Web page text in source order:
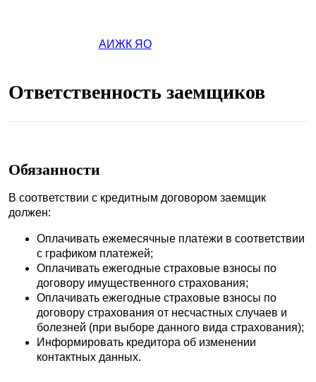
Ответственность заемщиков
Обязанности
В соответствии с кредитным договором заемщик
должен:
Оплачивать ежемесячные платежи в соответствии
с графиком платежей;
Оплачивать ежегодные страховые взносы по
договору имущественного страхования;
Оплачивать ежегодные страховые взносы по
договору страхования от несчастных случаев и
болезней (при выборе данного вида страхования);
Информировать кредитора об изменении
контактных данных.